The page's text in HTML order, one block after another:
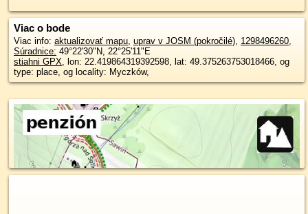
Viac o bode
Viac info: aktualizovať mapu, uprav v JOSM (pokročilé), 1298496260,
Súradnice: 49°22'30"N, 22°25'11"E
stiahni GPX, lon: 22.419864319392598, lat: 49.375263753018466, og
type: place, og locality: Myczków,